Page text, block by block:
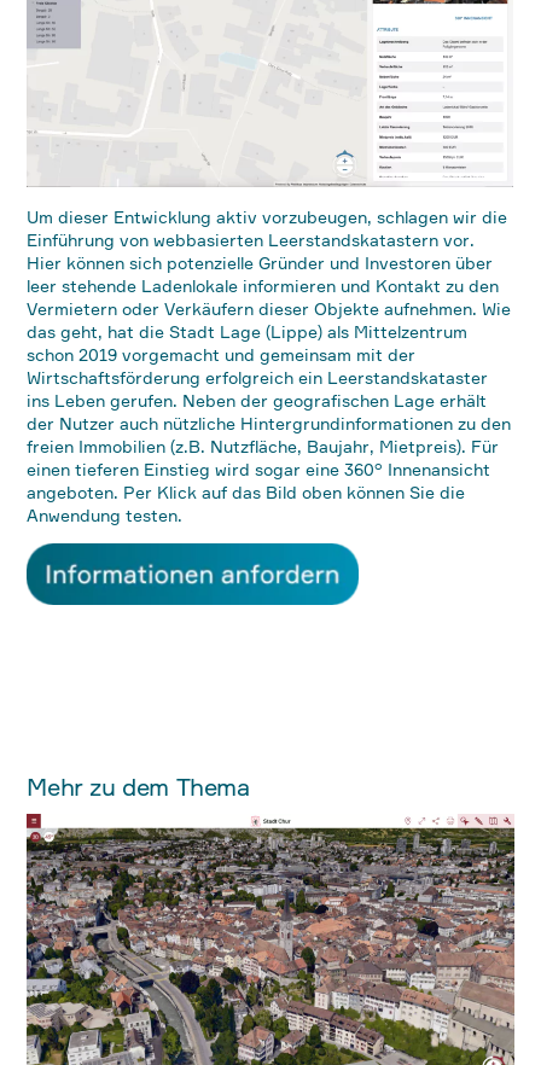
Um dieser Entwicklung aktiv vorzubeugen, schlagen wir die
Einführung von webbasierten Leerstandskatastern vor.
Hier können sich potenzielle Gründer und Investoren über
leer stehende Ladenlokale informieren und Kontakt zu den
Vermietern oder Verkäufern dieser Objekte aufnehmen. Wie
das geht, hat die Stadt Lage (Lippe) als Mittelzentrum
schon 2019 vorgemacht und gemeinsam mit der
Wirtschaftsförderung erfolgreich ein Leerstandskataster
ins Leben gerufen. Neben der geografischen Lage erhält
der Nutzer auch nützliche Hintergrundinformationen zu den
freien Immobilien (z.B. Nutzfläche, Baujahr, Mietpreis). Für
einen tieferen Einstieg wird sogar eine 360° Innenansicht
angeboten. Per Klick auf das Bild oben können Sie die
Anwendung testen.
Mehr zu dem Thema